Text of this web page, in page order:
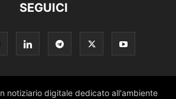
SEGUICI
notiziario digitale dedicato all'ambiente